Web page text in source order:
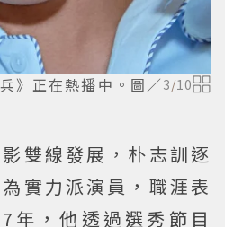
》正在熱播中。圖／ 3/10
雙線發展，朴志訓逐
實力派演員，職涯表
年，他透過選秀節目